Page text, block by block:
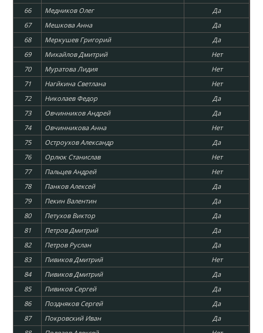
66 Медников Олег
Да
67
Мешкова Анна
Да
68
Меркушев Григорий
Да
69
Михайлов Дмитрий
Нет
70
Муратова Лидия
Нет
71
Нагйкина Светлана
Нет
72
Николаев Федор
Да
73
Овчинников Андрей
Да
74
Овчинникова Анна
Нет
75
Остроухов Александр
Да
76
Орлюк Станислав
Нет
77
Пальцев Андрей
Нет
78
Панков Алексей
Да
79
Пекин Валентин
Да
80
Петухов Виктор
Да
81
Петров Дмитрий
Да
82
Петров Руслан
Да
83
Пивиков Дмитрий
Нет
84
Пивиков Дмитрий
Да
85
Пивиков Сергей
Да
86
Поздняков Сергей
Да
87
Покровский Иван
Да